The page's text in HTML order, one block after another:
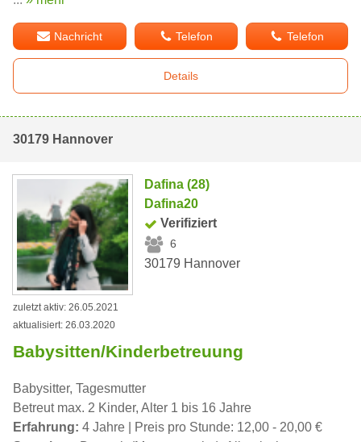
Nachricht Telefon Telefon
Details
30179 Hannover
Dafina (28)
Dafina20
Verifiziert
6
30179 Hannover
zuletzt aktiv: 26.05.2021
aktualisiert: 26.03.2020
Babysitten/Kinderbetreuung
Babysitter, Tagesmutter
Betreut max. 2 Kinder, Alter 1 bis 16 Jahre
Erfahrung: 4 Jahre | Preis pro Stunde: 12,00 - 20,00 €